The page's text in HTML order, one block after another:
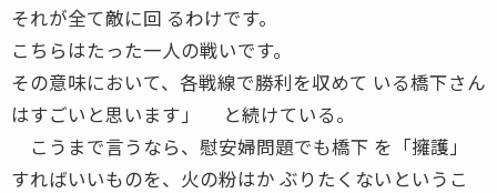
それが全て敵に回 るわけです。
こちらはたった一人の戦いです。
その意味において、各戦線で勝利を収めて いる橋下さん
はすごいと思います」 と続けている。
こうまで言うなら、慰安婦問題でも橋下 を「擁護」
すればいいものを、火の粉はか ぶりたくないというこ